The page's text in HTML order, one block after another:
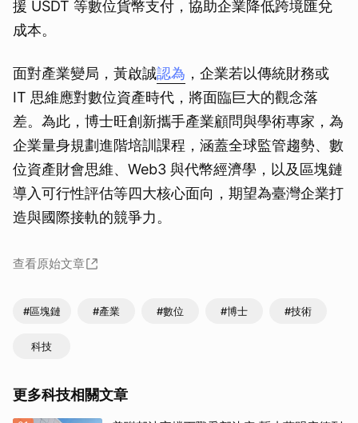
援 USDT 等數位貨幣支付，協助企業降低跨境匯兌
成本。
面對產業變局，黃啟誠認為 ，企業若以傳統財務或
IT 思維應對數位資產時代，將面臨巨大的觀念落
差。為此，博士旺創新攜手產業顧問與學術專家，為
企業量身規劃進階培訓課程，涵蓋全球監管趨勢、數
位資產財會思維、Web3 與代幣經濟學，以及區塊鏈
導入可行性評估等四大核心面向，期望為臺灣企業打
造與國際接軌的競爭力。
查看原始文章
#區塊鏈 #產業 #數位 #博士 #技術
科技
更多科技相關文章